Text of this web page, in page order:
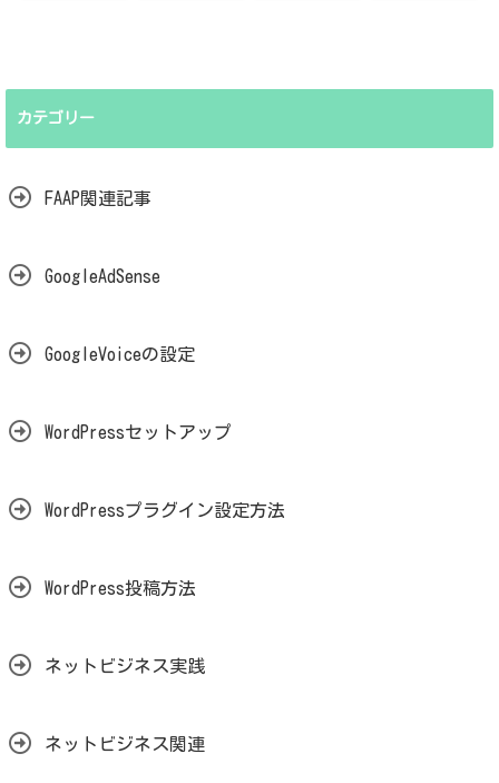
カテゴリー
FAAP関連記事
GoogleAdSense
GoogleVoiceの設定
WordPressセットアップ
WordPressプラグイン設定方法
WordPress投稿方法
ネットビジネス実践
ネットビジネス関連